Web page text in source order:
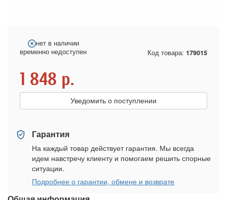
нет в наличии
временно недоступен
Код товара: 179015
1 848 р.
Уведомить о поступлении
Гарантия
На каждый товар действует гарантия. Мы всегда
идем навстречу клиенту и помогаем решить спорные
ситуации.
Подробнее о гарантии, обмене и возврате